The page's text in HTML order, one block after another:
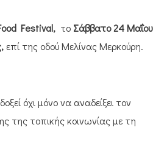
Festival, το Σάββατο 24 Μαΐου
επί της οδού Μελίνας Μερκούρη.
όχι μόνο να αναδείξει τον
της τοπικής κοινωνίας με τη